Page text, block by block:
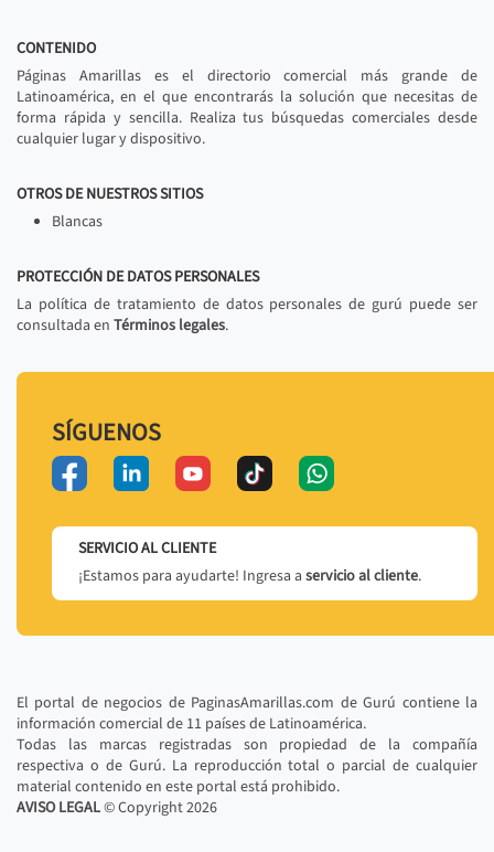
CONTENIDO
Páginas Amarillas es el directorio comercial más grande de
Latinoamérica, en el que encontrarás la solución que necesitas de
forma rápida y sencilla. Realiza tus búsquedas comerciales desde
cualquier lugar y dispositivo.
OTROS DE NUESTROS SITIOS
Blancas
PROTECCIÓN DE DATOS PERSONALES
La política de tratamiento de datos personales de gurú puede ser
consultada en Términos legales.
SÍGUENOS
SERVICIO AL CLIENTE
¡Estamos para ayudarte! Ingresa a servicio al cliente.
El portal de negocios de PaginasAmarillas.com de Gurú contiene la
información comercial de 11 países de Latinoamérica.
Todas las marcas registradas son propiedad de la compañía
respectiva o de Gurú. La reproducción total o parcial de cualquier
material contenido en este portal está prohibido.
AVISO LEGAL© Copyright2026